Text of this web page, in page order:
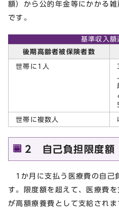
額）から公的年金等にかかる
です。
基準収入額
後期高齢者被保険者数
世帯に1人
世帯に複数人
2 自己負担限度額
1か月に支払う医療費の自己
す。限度額を超えて、医療費
が高額療養費として支給され